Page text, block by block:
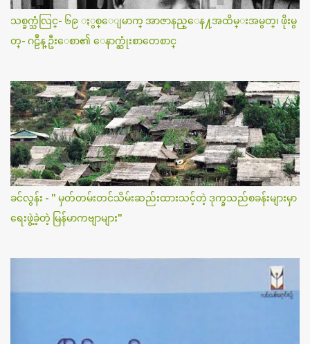
သစ္ခက္သံလြင္- ၆၉ ႏွစ္ေျမာက္ အာဇာနည္ေန႔အထိမ္းအမွတ္၊ ဖိုးမွ
တ္- ဂဠဳန္ ဦးေစာ၏ ေနာက္ဆုံးစာတေစာင္
ခင်လွန်း - " မှတ်တမ်းတင်သိမ်းဆည်းထားသင့်တဲ့ ဒုက္ခသည်စခန်းများမှာ
ရေးဖွဲ့ခဲ့တဲ့ မြန်မာကဗျာများ"